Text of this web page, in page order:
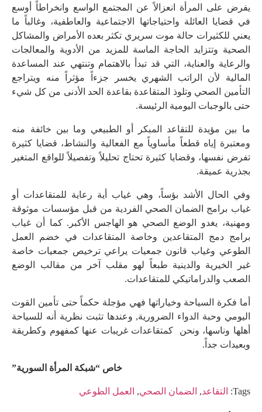
يفرض على المرأة انعزالاً عن المجتمع الواسع وانخراطاً أوسع
في قضايا العائلة واحتياجاتها الاجتماعية والعاطفية، وغالباً ما
يعني للكثيرات حالة موت سريري تكثر بعده الأمراض والمشاكل
الصحية وتتزايد الحاجة الماسة للمزيد من الأدوية والمعالجات
والرعاية والعناية، التي قد تبدأ بالاهتمام وتنتهي عند المساعدة
المالية لأن الراتب الشهري يخسر جزءاً مؤثراً منه ويتراجع
التأمين الصحي وتلوذ المتقاعدة بقاعدة الحد الأدنى من كل شيء
حتى بالوجبات اليومية الرئيسة.
ما بين مؤيدة للتقاعد المبكر أو الطبيعي وما بين خائفة منه
ومعتبرة إياه قطعاً مأساوياً مع الفعالية والنشاط، قضايا كثيرة
تفرض نفسها، وقضايا كثيرة تحتاج تحليلاً وتفصيلاً للواقع المتغير
بجذرية عميقة.
وفي الحال الأشد بؤساً، وهي غياب أية رعاية للمتقاعدات أو
غياب برامج الضمان الصحي الفردية من قبل مؤسسات موثوقة
ومهنية، يغدو الوضع الصحي هو الهاجس الأكبر. كما أن غياب
برامج دمج المتقاعدين وخاصة المتقاعدات في خضم العمل
الطوعي وغياب قانون جمعيات يراعي ترخيص جمعيات خاصة
غير الخيرية والدينية طبعاً لهو مقلب آخر من مقالب الوضع
الصعب والدراماتيكي للمتقاعدات.
أما فكرة السياحة وخياراتها فهي مؤجلة حكماً حتى تأمين القوت
اليومي وحبة الدواء الضرورية, وعندها تثبت نظرية أنه للسياحة
أهلها وناسها، ونحن كمتقاعدات غريبات عنها كمفهوم وكطريقة
وبعيدات جداً.
خاص “شبكة المرأة السورية”
Tags: التقاعد, الضمان الصحي, العمل الطوعي